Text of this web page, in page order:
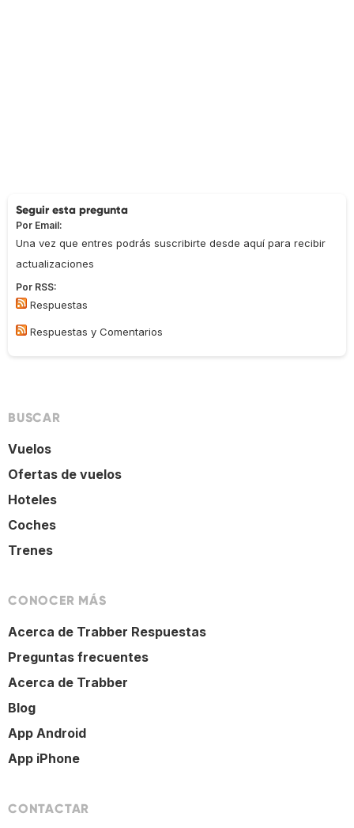
Seguir esta pregunta
Por Email:
Una vez que entres podrás suscribirte desde aquí para recibir
actualizaciones
Por RSS:
Respuestas
Respuestas y Comentarios
BUSCAR
Vuelos
Ofertas de vuelos
Hoteles
Coches
Trenes
CONOCER MÁS
Acerca de Trabber Respuestas
Preguntas frecuentes
Acerca de Trabber
Blog
App Android
App iPhone
CONTACTAR